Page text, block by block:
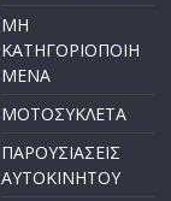
ΜΗ
ΚΑΤΗΓΟΡΙΟΠΟΙΗ
ΜΕΝΑ
ΜΟΤΟΣΥΚΛΕΤΑ
ΠΑΡΟΥΣΙΑΣΕΙΣ
ΑΥΤΟΚΙΝΗΤΟΥ